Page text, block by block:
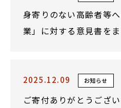
身寄りのない高齢者等
業」に対する意見書を
2025.12.09 お知らせ
ご寄付ありがとうござ